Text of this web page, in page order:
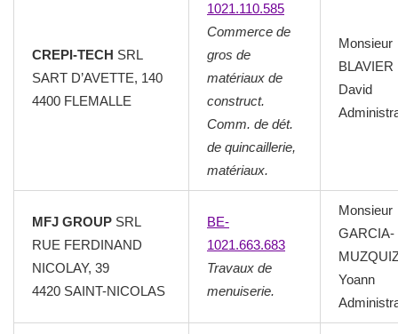
CREPI-TECH SRL
SART D’AVETTE, 140
4400 FLEMALLE
1021.110.585
Commerce de
gros de
matériaux de
construct.
Comm. de dét.
de quincaillerie,
matériaux.
Monsieur
BLAVIER
David
MFJ GROUP SRL
RUE FERDINAND
NICOLAY, 39
4420 SAINT-NICOLAS
BE-
1021.663.683
Travaux de
menuiserie.
Monsieur
GARCIA-
Yoann